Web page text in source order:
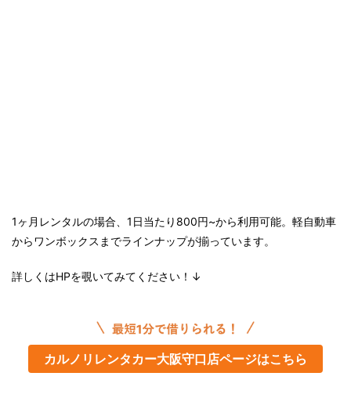
1ヶ月レンタルの場合、1日当たり800円~から利用可能。軽自動車
からワンボックスまでラインナップが揃っています。
詳しくはHPを覗いてみてください！↓
カルノリレンタカー大阪守口店ページはこちら